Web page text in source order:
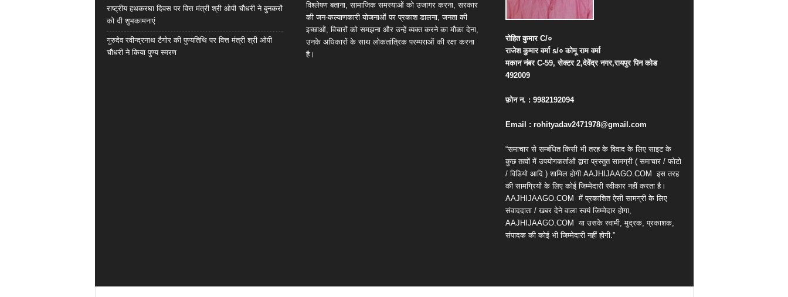
राष्ट्रीय हथकरघा दिवस पर वित्त मंत्री श्री ओपी चौधरी ने बुनकरों
को दी शुभकामनाएं
गुरुदेव रवीन्द्रनाथ टैगोर की पुण्यतिथि पर वित्त मंत्री श्री ओपी
चौधरी ने किया पुण्य स्मरण
विश्लेषण बताना, सामाजिक समस्याओं को उजागर करना, सरकार
की जन-कल्याणकारी योजनाओं पर प्रकाश डालना, जनता की
इच्छाओं, विचारों को समझना और उन्हें व्यक्त करने का मौका देना,
उनके अधिकारों के साथ लोकतांत्रिक परम्पराओं की रक्षा करना
है।
रोहित कुमारC/०
राजेश कुमार वर्माs/० कोमू राम वर्मा
मकान नंबरC-59,सेक्टर2,देवेंद्र नगर,रायपुर पिन कोड
492009
फ़ोन न. : 9982192094
Email : rohityadav2471978@gmail.com
“समाचार से सम्बंधित किसी भी तरह के विवाद के लिए साइट के
कुछ तत्वों में उपयोगकर्ताओं द्वारा प्रस्तुत सामग्री ( समाचार / फोटो
/ विडियो आदि ) शामिल होगी AAJHIJAAGO.COM इस तरह
की सामग्रियों के लिए कोई जिम्मेदारी स्वीकार नहीं करता है।
AAJHIJAAGO.COM में प्रकाशित ऐसी सामग्री के लिए
संवाददाता / खबर देने वाला स्वयं जिम्मेदार होगा,
AAJHIJAAGO.COM
या उसके स्वामी, मुद्रक, प्रकाशक,
संपादक की कोई भी जिम्मेदारी नहीं होगी.”